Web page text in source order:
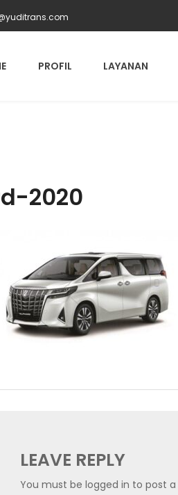
PROFIL LAYANAN
2020
LEAVE REPLY
You must belogged in to post